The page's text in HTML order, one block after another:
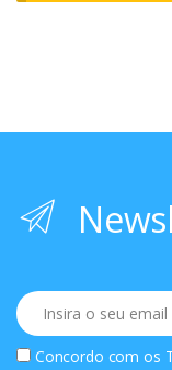
Email
Concordo com os